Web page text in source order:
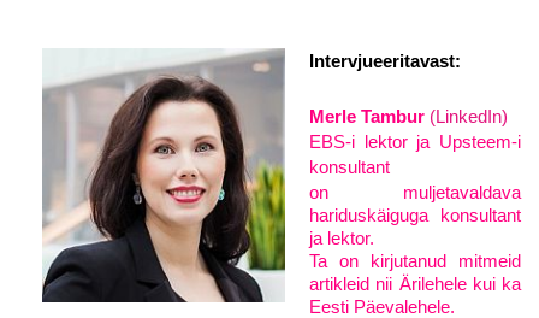
Intervjueeritavast:
Merle Tambur (LinkedIn)
EBS-i lektor ja Upsteem-i
konsultant
on muljetavaldava
hariduskäiguga konsultant
ja lektor.
Ta on kirjutanud mitmeid
artikleid nii Ärilehele kui ka
Eesti Päevalehele.